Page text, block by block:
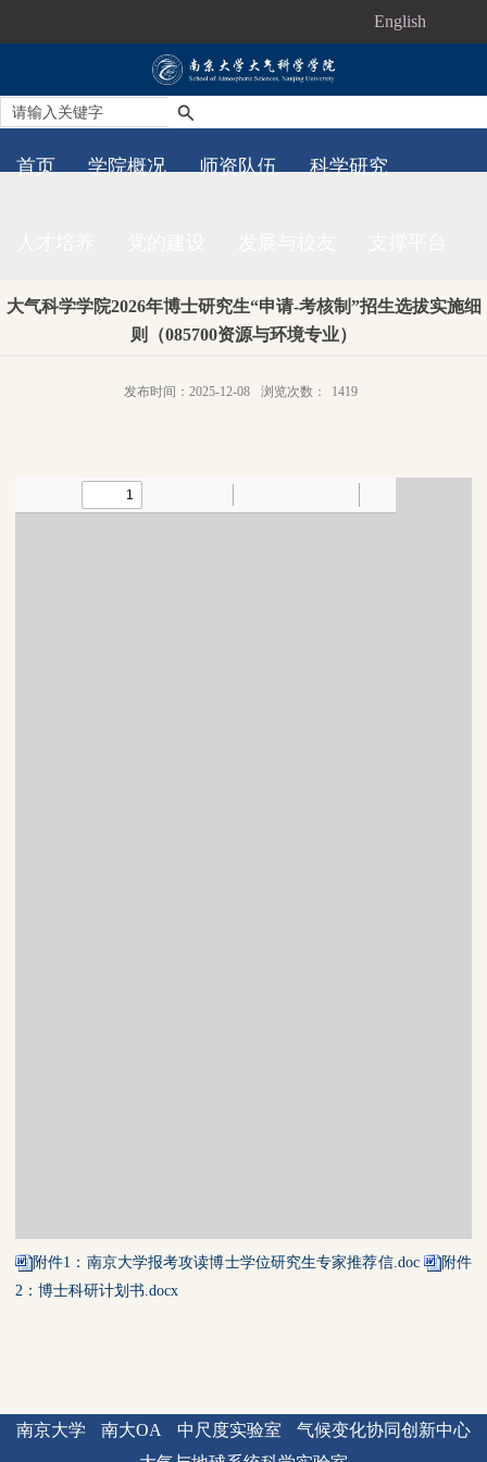
English
首页 学院概况 师资队伍 科学研究
大气科学学院2026年博士研究生“申请-考核制”招生选拔实施细
则（085700资源与环境专业）
发布时间：2025-12-08 浏览次数： 1419
附件1：南京大学报考攻读博士学位研究生专家推荐信.doc
附件
2：博士科研计划书.docx
南京大学 南大OA 中尺度实验室
气候变化协同创新中心